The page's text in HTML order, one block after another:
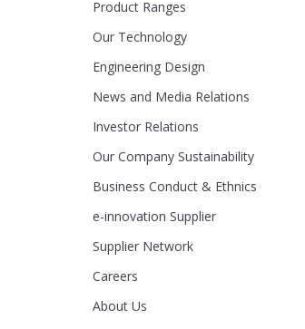
Product Ranges
Our Technology
Engineering Design
News and Media Relations
Investor Relations
Our Company Sustainability
Business Conduct & Ethnics
e-innovation Supplier
Supplier Network
Careers
About Us